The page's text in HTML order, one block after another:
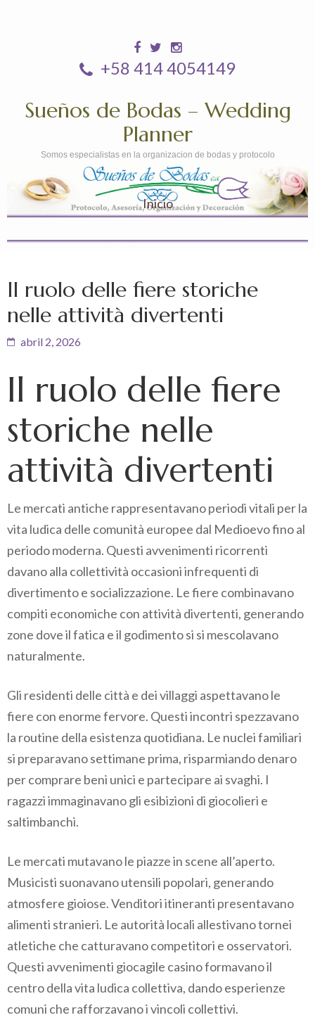
+58 414 4054149
Sueños de Bodas – Wedding
Planner
Somos especialistas en la organizacion de bodas y protocolo
Inicio
Il ruolo delle fiere storiche
nelle attività divertenti
abril 2, 2026
Il ruolo delle fiere
storiche nelle
attività divertenti
Le mercati antiche rappresentavano periodi vitali per la
vita ludica delle comunità europee dal Medioevo fino al
periodo moderna. Questi avvenimenti ricorrenti
davano alla collettività occasioni infrequenti di
divertimento e socializzazione. Le fiere combinavano
compiti economiche con attività divertenti, generando
zone dove il fatica e il godimento si si mescolavano
naturalmente.
Gli residenti delle città e dei villaggi aspettavano le
fiere con enorme fervore. Questi incontri spezzavano
la routine della esistenza quotidiana. Le nuclei familiari
si preparavano settimane prima, risparmiando denaro
per comprare beni unici e partecipare ai svaghi. I
ragazzi immaginavano gli esibizioni di giocolieri e
saltimbanchi.
Le mercati mutavano le piazze in scene all’aperto.
Musicisti suonavano utensili popolari, generando
atmosfere gioiose. Venditori itineranti presentavano
alimenti stranieri. Le autorità locali allestivano tornei
atletiche che catturavano competitori e osservatori.
Questi avvenimenti giocagile casino formavano il
centro della vita ludica collettiva, dando esperienze
comuni che rafforzavano i vincoli collettivi.